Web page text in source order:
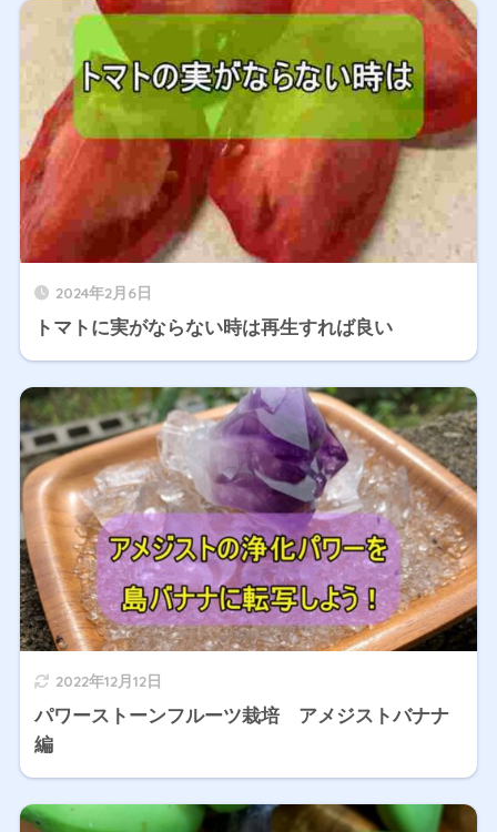
2024年2月6日
トマトに実がならない時は再生すれば良い
2022年12月12日
パワーストーンフルーツ栽培 アメジストバナナ
編